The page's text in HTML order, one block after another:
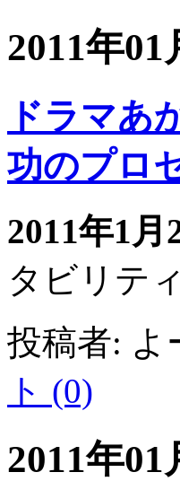
2011年01
ドラマあ
功のプロ
2011年1月
タビリテ
投稿者: よ
ト (0)
2011年01